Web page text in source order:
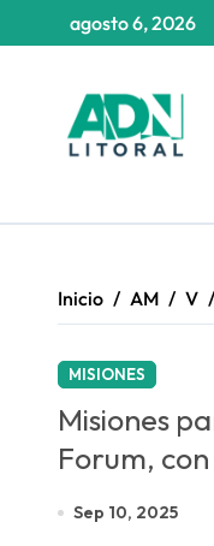
agosto 6, 2026
Inicio AM V
MISIONES
Misiones
Forum,
Sep 10, 2025